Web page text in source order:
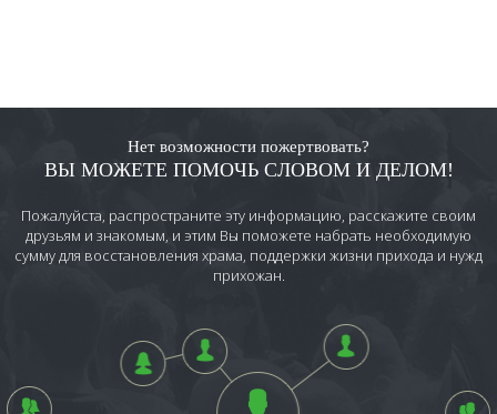
Нет возможности пожертвовать?
ВЫ МОЖЕТЕ ПОМОЧЬ СЛОВОМ И ДЕЛОМ!
Пожалуйста, распространите эту информацию, расскажите своим
друзьям и знакомым, и этим Вы поможете набрать необходимую
сумму для восстановления храма, поддержки жизни прихода и нужд
прихожан.